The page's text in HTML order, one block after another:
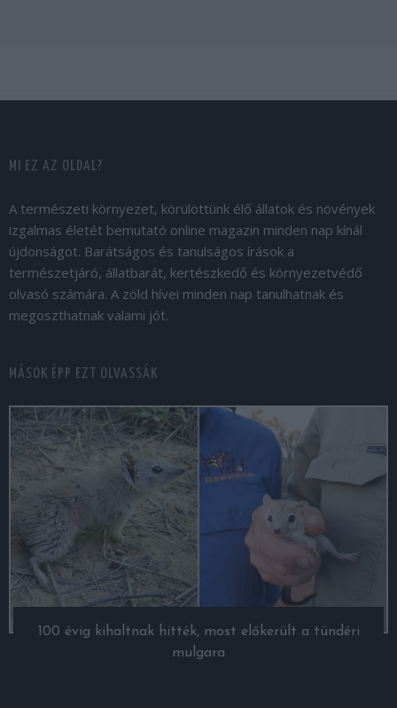
MI EZ AZ OLDAL?
A természeti környezet, körülöttünk élő állatok és növények
izgalmas életét bemutató online magazin minden nap kínál
újdonságot. Barátságos és tanulságos írások a
természetjáró, állatbarát, kertészkedő és környezetvédő
olvasó számára. A zöld hívei minden nap tanulhatnak és
megoszthatnak valami jót.
MÁSOK ÉPP EZT OLVASSÁK
100 évig kihaltnak hitték, most előkerült a tündéri
mulgara